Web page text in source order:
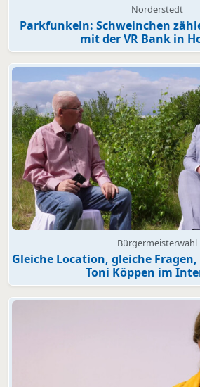
Norderstedt
Parkfunkeln: Schweinchen
mit der VR Bank in
Bürgermeisterwahl
Gleiche Location, gleiche
Toni Köppen im